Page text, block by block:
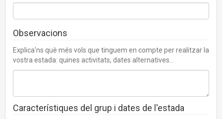
Observacions
Explica'ns què més vols que tinguem en compte per realitzar la
vostra estada: quines activitats, dates alternatives...
Característiques del grup i dates de l'estada